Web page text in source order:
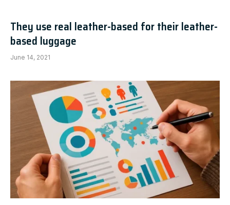
They use real leather-based for their leather-
based luggage
June 14, 2021